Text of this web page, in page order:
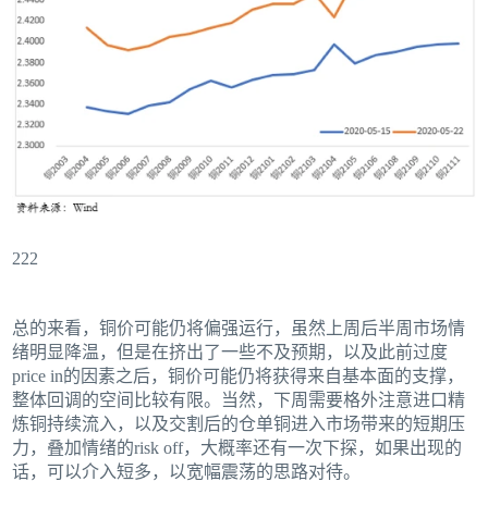
222
总的来看，铜价可能仍将偏强运行，虽然上周后半周市场情
绪明显降温，但是在挤出了一些不及预期，以及此前过度
price in的因素之后，铜价可能仍将获得来自基本面的支撑，
整体回调的空间比较有限。当然，下周需要格外注意进口精
炼铜持续流入，以及交割后的仓单铜进入市场带来的短期压
力，叠加情绪的risk off，大概率还有一次下探，如果出现的
话，可以介入短多，以宽幅震荡的思路对待。